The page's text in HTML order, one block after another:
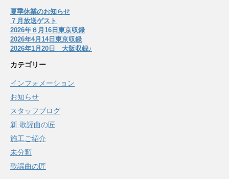
夏季休業のお知らせ
７月放送ゲスト
2026年６月16日東京収録
2026年4月14日東京収録
2026年1月20日 大阪収録♪
カテゴリー
インフォメーション
お知らせ
スタッフブログ
新 歌謡曲の匠
施工ご紹介
未分類
歌謡曲の匠